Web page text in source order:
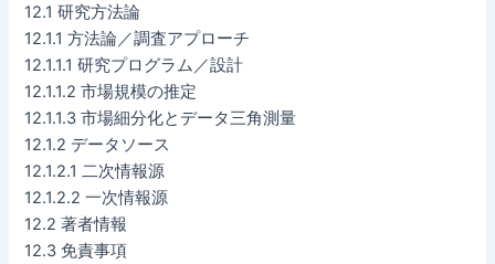
12.1 研究方法論
12.1.1 方法論／調査アプローチ
12.1.1.1 研究プログラム／設計
12.1.1.2 市場規模の推定
12.1.1.3 市場細分化とデータ三角測量
12.1.2 データソース
12.1.2.1 二次情報源
12.1.2.2 一次情報源
12.2 著者情報
12.3 免責事項